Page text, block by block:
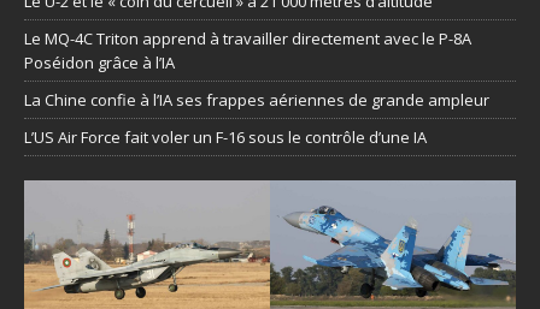
Le MQ-4C Triton apprend à travailler directement avec le P-8A
Poséidon grâce à l’IA
La Chine confie à l’IA ses frappes aériennes de grande ampleur
L’US Air Force fait voler un F-16 sous le contrôle d’une IA